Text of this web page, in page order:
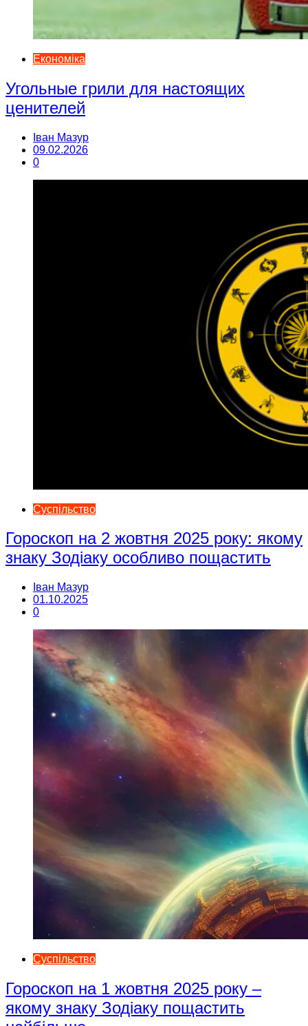
Економіка
Угольные грили для настоящих
ценителей
Іван Мазур
09.02.2026
0
Суспільство
Гороскоп на 2 жовтня 2025 року: якому
знаку Зодіаку особливо пощастить
Іван Мазур
01.10.2025
0
Суспільство
Гороскоп на 1 жовтня 2025 року –
якому знаку Зодіаку пощастить